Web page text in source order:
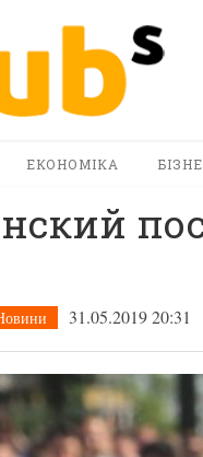
ЕКОНОМІКА
31.05.2019 20:31